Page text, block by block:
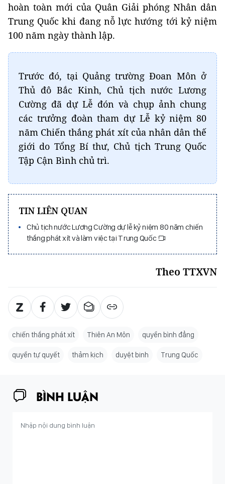
hoàn toàn mới của Quân Giải phóng Nhân dân
Trung Quốc khi đang nỗ lực hướng tới kỷ niệm
100 năm ngày thành lập.
Trước đó, tại Quảng trường Đoan Môn ở
Thủ đô Bắc Kinh, Chủ tịch nước Lương
Cường đã dự Lễ đón và chụp ảnh chung
các trưởng đoàn tham dự Lễ kỷ niệm 80
năm Chiến thắng phát xít của nhân dân thế
giới do Tổng Bí thư, Chủ tịch Trung Quốc
Tập Cận Bình chủ trì.
TIN LIÊN QUAN
Chủ tịch nước Lương Cường dự lễ kỷ niệm 80 năm chiến
thắng phát xít và làm việc tại Trung Quốc
Theo TTXVN
chiến thắng phát xít Thiên An Môn quyền bình đẳng
quyền tự quyết thảm kịch duyệt binh Trung Quốc
BÌNH LUẬN